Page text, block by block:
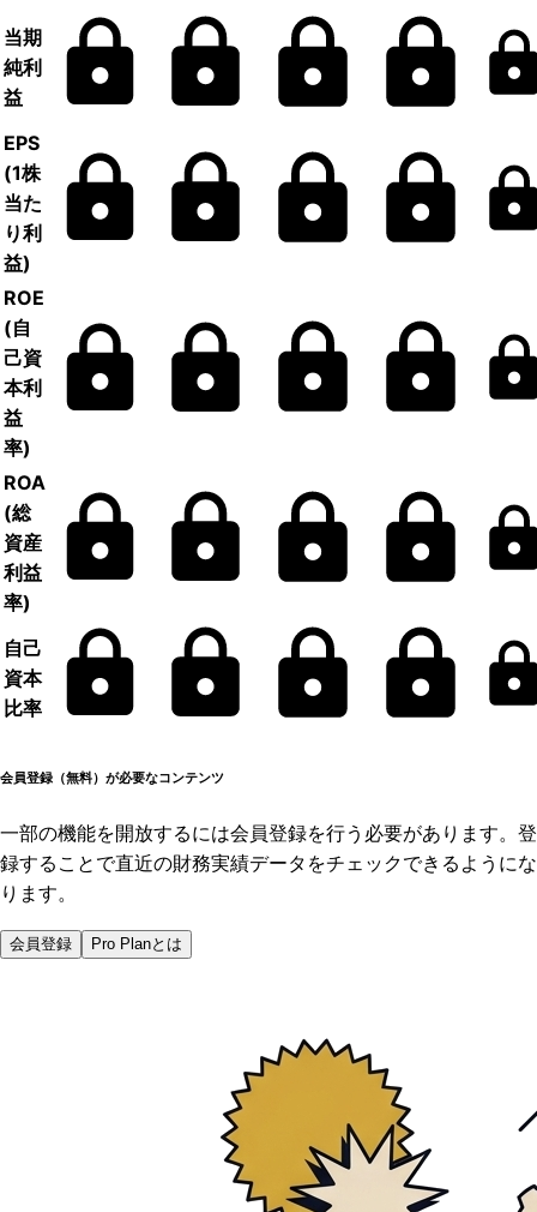
当期
純利
益
EPS
(1株
当た
り利
益)
ROE
(自
己資
本利
益
率)
ROA
(総
資産
利益
率)
自己
資本
比率
会員登録（無料）が必要なコンテンツ
一部の機能を開放するには会員登録を行う必要があります。登
録することで直近の財務実績データをチェックできるようにな
ります。
会員登録 Pro Planとは